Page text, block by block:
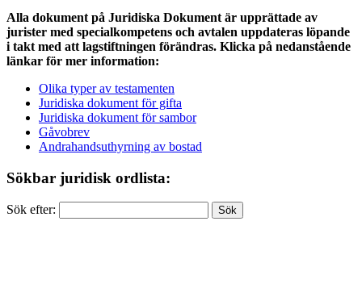
Alla dokument på Juridiska Dokument är upprättade av
jurister med specialkompetens och avtalen uppdateras löpande
i takt med att lagstiftningen förändras. Klicka på nedanstående
länkar för mer information:
Olika typer av testamenten
Juridiska dokument för gifta
Juridiska dokument för sambor
Gåvobrev
Andrahandsuthyrning av bostad
Sökbar juridisk ordlista:
Sök efter: